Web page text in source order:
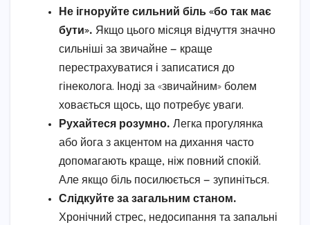
Не ігноруйте сильний біль «бо так має
бути». Якщо цього місяця відчуття значно
сильніші за звичайне — краще
перестрахуватися і записатися до
гінеколога. Іноді за «звичайним» болем
ховається щось, що потребує уваги.
Рухайтеся розумно. Легка прогулянка
або йога з акцентом на дихання часто
допомагають краще, ніж повний спокій.
Але якщо біль посилюється — зупиніться.
Слідкуйте за загальним станом.
Хронічний стрес, недосипання та запальні